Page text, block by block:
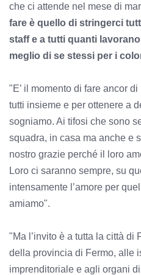
che ci attende nel mese di
fare è quello di stringerci
staff e a tutti quanti
meglio di se stessi per i
"E’ il momento di fare ancor
tutti insieme e per ottenere a
sogniamo. Ai tifosi che sono
squadra, in casa ma anche e
nostro grazie perché il loro
Loro ci saranno sempre, su
intensamente l’amore per
amiamo".
"Ma l’invito è a tutta la città di
della provincia di Fermo, alle
imprenditoriale e agli organi